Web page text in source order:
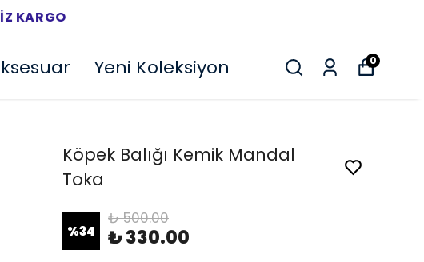
KARGO
Yeni Koleksiyon 0
Köpek Balığı Kemik Mandal
Toka
%34
₺ 500.00
₺ 330.00